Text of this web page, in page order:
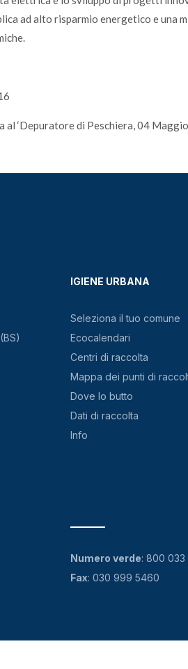
ad alto risparmio energetico e una
‘Depuratore di Peschiera, 04
IGIENE URBANA
Seleziona il tuo comune
Ecocalendari
Centri di raccolta
Mappa dei punti di
Dove lo butto
Dati di raccolta
Info
Numero verde:800 033
Fax: 030 999 5460